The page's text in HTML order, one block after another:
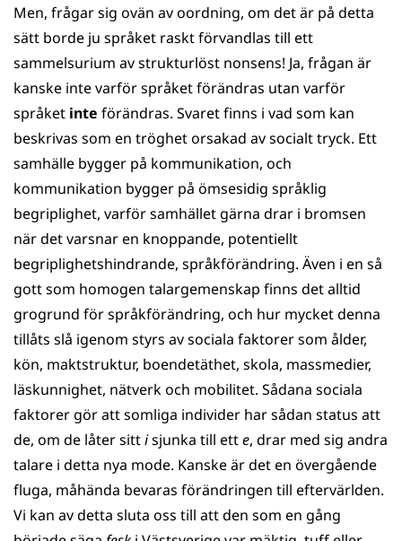
Men, frågar sig ovän av oordning, om det är på detta
sätt borde ju språket raskt förvandlas till ett
sammelsurium av strukturlöst nonsens! Ja, frågan är
kanske inte varför språket förändras utan varför
språket inte förändras. Svaret finns i vad som kan
beskrivas som en tröghet orsakad av socialt tryck. Ett
samhälle bygger på kommunikation, och
kommunikation bygger på ömsesidig språklig
begriplighet, varför samhället gärna drar i bromsen
när det varsnar en knoppande, potentiellt
begriplighetshindrande, språkförändring. Även i en så
gott som homogen talargemenskap finns det alltid
grogrund för språkförändring, och hur mycket denna
tillåts slå igenom styrs av sociala faktorer som ålder,
kön, maktstruktur, boendetäthet, skola, massmedier,
läskunnighet, nätverk och mobilitet. Sådana sociala
faktorer gör att somliga individer har sådan status att
de, om de låter sittisjunka till ette, drar med sig andra
talare i detta nya mode. Kanske är det en övergående
fluga, måhända bevaras förändringen till eftervärlden.
Vi kan av detta sluta oss till att den som en gång